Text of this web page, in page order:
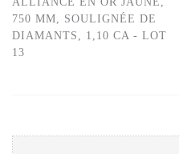
750 MM, SOULIGNÉE DE
DIAMANTS, 1,10 CA - LOT
13